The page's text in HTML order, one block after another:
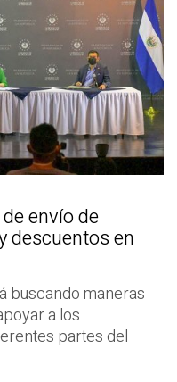
envío de
descuentos en
buscando maneras
a los
partes del